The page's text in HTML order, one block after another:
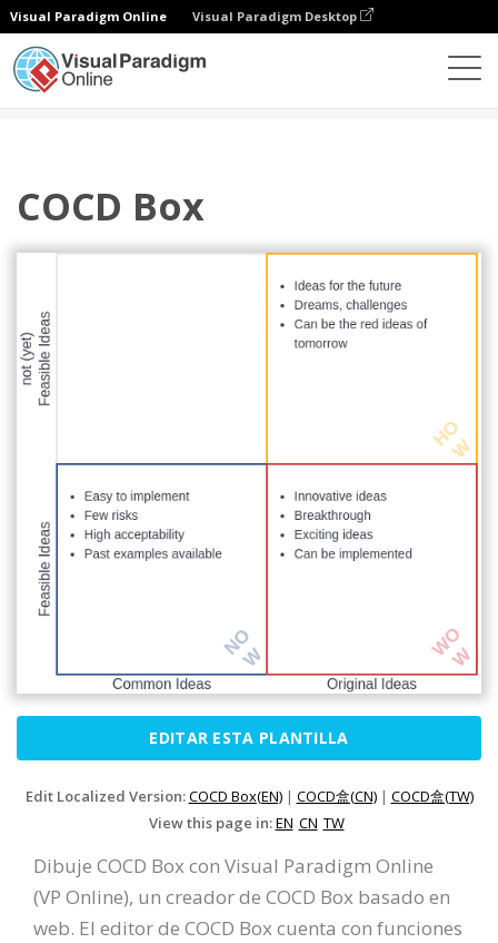
Visual Paradigm Online Visual Paradigm Desktop
COCD Box
EDITAR ESTA PLANTILLA
Edit Localized Version:COCD Box(EN)| COCD盒(CN)| COCD盒(TW)
View this page in:EN CN TW
Dibuje COCD Box con Visual Paradigm Online
(VP Online), un creador de COCD Box basado en
web. El editor de COCD Box cuenta con funciones